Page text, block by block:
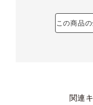
この商品
関連